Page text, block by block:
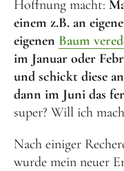
Hoffnung macht:
einem z.B. an
eigenen Baum
im Januar oder
und schickt diese
dann im Juni das
super? Will ich
Nach einiger
wurde mein neuer